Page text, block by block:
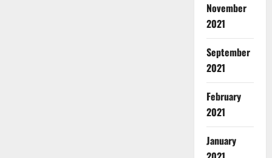
November
2021
September
2021
February
2021
January